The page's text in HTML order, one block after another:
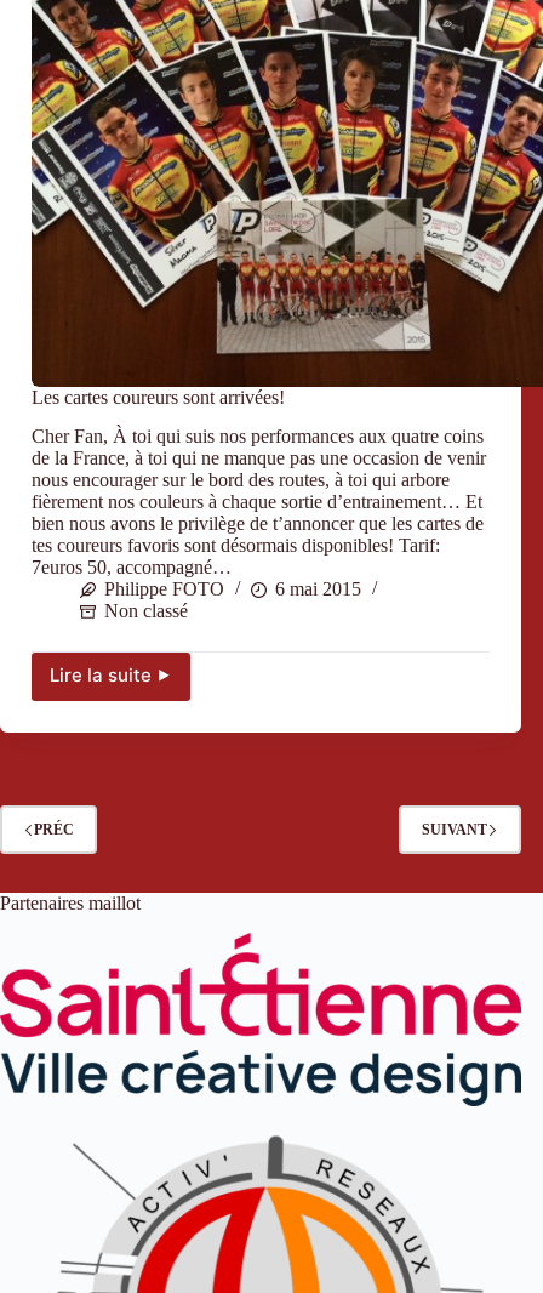
Les cartes coureurs sont arrivées!
Cher Fan, À toi qui suis nos performances aux quatre coins
de la France, à toi qui ne manque pas une occasion de venir
nous encourager sur le bord des routes, à toi qui arbore
fièrement nos couleurs à chaque sortie d’entrainement… Et
bien nous avons le privilège de t’annoncer que les cartes de
tes coureurs favoris sont désormais disponibles! Tarif:
7euros 50, accompagné…
Philippe FOTO
6 mai 2015
Non classé
Lire la suite ⯈
Les
coureurs
PRÉC SUIVANT
Partenaires maillot